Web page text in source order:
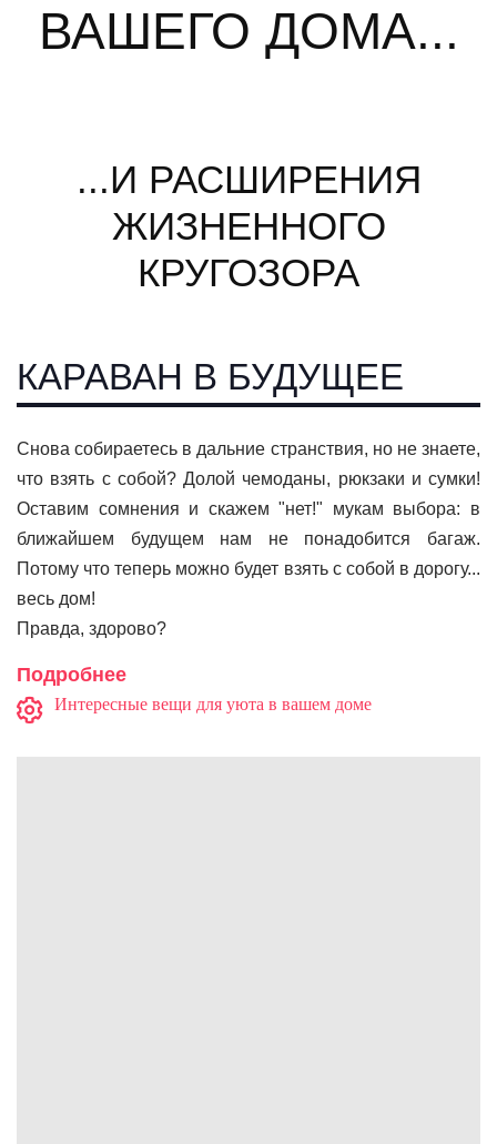
ВАШЕГО ДОМА...
...И РАСШИРЕНИЯ
ЖИЗНЕННОГО
КРУГОЗОРА
КАРАВАН В БУДУЩЕЕ
Снова собираетесь в дальние странствия, но не знаете,
что взять с собой? Долой чемоданы, рюкзаки и сумки!
Оставим сомнения и скажем "нет!" мукам выбора: в
ближайшем будущем нам не понадобится багаж.
Потому что теперь можно будет взять с собой в дорогу...
весь дом!
Правда, здорово?
Подробнее
Интересные вещи для уюта в вашем доме